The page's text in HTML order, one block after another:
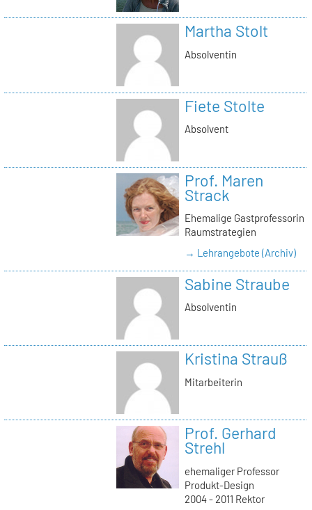
Martha Stolt
Absolventin
Fiete Stolte
Absolvent
Prof. Maren
Strack
Ehemalige Gastprofessorin
Raumstrategien
→ Lehrangebote (Archiv)
Sabine Straube
Absolventin
Kristina Strauß
Mitarbeiterin
Prof. Gerhard
Strehl
ehemaliger Professor
Produkt-Design
2004 - 2011 Rektor